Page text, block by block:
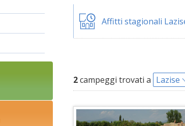
Affitti stagionali
2campeggi trovati a Lazise